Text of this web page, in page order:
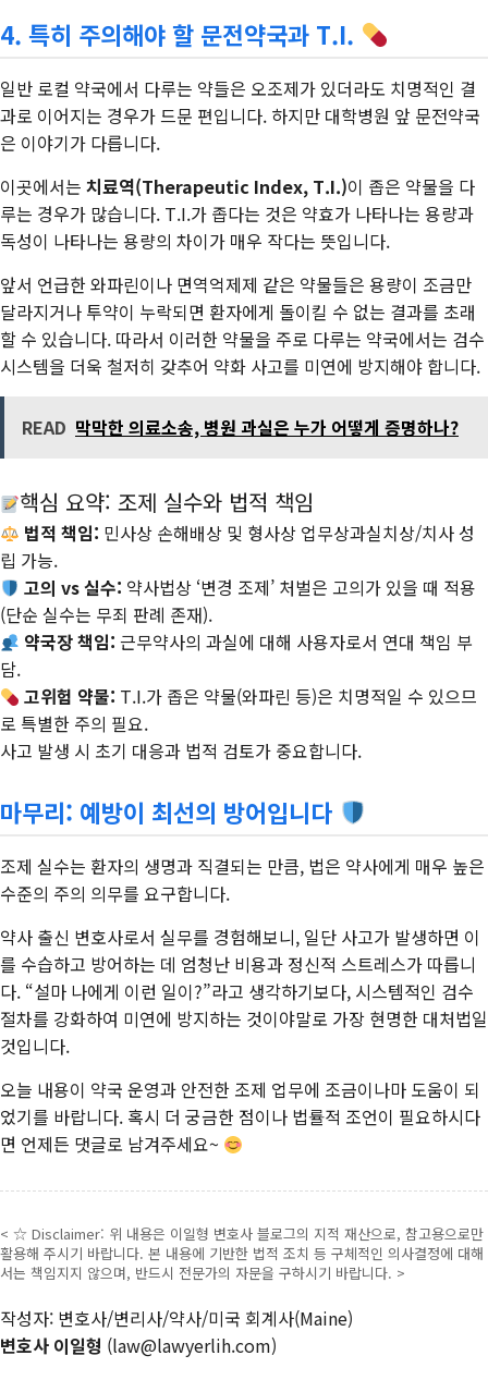
4. 특히 주의해야 할 문전약국과 T.I.
일반 로컬 약국에서 다루는 약들은 오조제가 있더라도 치명적인 결
과로 이어지는 경우가 드문 편입니다. 하지만 대학병원 앞 문전약국
은 이야기가 다릅니다.
이곳에서는 치료역(Therapeutic Index, T.I.)이 좁은 약물을 다
루는 경우가 많습니다. T.I.가 좁다는 것은 약효가 나타나는 용량과
독성이 나타나는 용량의 차이가 매우 작다는 뜻입니다.
앞서 언급한 와파린이나 면역억제제 같은 약물들은 용량이 조금만
달라지거나 투약이 누락되면 환자에게 돌이킬 수 없는 결과를 초래
할 수 있습니다. 따라서 이러한 약물을 주로 다루는 약국에서는 검수
시스템을 더욱 철저히 갖추어 약화 사고를 미연에 방지해야 합니다.
READ 막막한 의료소송, 병원 과실은 누가 어떻게 증명하나?
핵심 요약: 조제 실수와 법적 책임
법적 책임: 민사상 손해배상 및 형사상 업무상과실치상/치사성
립 가능.
고의 vs 실수: 약사법상 ‘변경 조제’ 처벌은고의가 있을 때 적용
(단순 실수는 무죄 판례 존재).
약국장 책임: 근무약사의 과실에 대해 사용자로서 연대 책임 부
담.
고위험 약물: T.I.가 좁은 약물(와파린 등)은 치명적일 수 있으므
로 특별한 주의 필요.
사고 발생 시 초기 대응과 법적 검토가 중요합니다.
마무리: 예방이 최선의 방어입니다
조제 실수는 환자의 생명과 직결되는 만큼, 법은 약사에게 매우 높은
수준의 주의 의무를 요구합니다.
약사 출신 변호사로서 실무를 경험해보니, 일단 사고가 발생하면 이
를 수습하고 방어하는 데 엄청난 비용과 정신적 스트레스가 따릅니
다. “설마 나에게 이런 일이?”라고 생각하기보다, 시스템적인 검수
절차를 강화하여 미연에 방지하는 것이야말로 가장 현명한 대처법일
것입니다.
오늘 내용이 약국 운영과 안전한 조제 업무에 조금이나마 도움이 되
었기를 바랍니다. 혹시 더 궁금한 점이나 법률적 조언이 필요하시다
면 언제든 댓글로 남겨주세요~
< ☆ Disclaimer: 위 내용은 이일형 변호사 블로그의 지적 재산으로, 참고용으로만
활용해 주시기 바랍니다. 본 내용에 기반한 법적 조치 등 구체적인 의사결정에 대해
서는 책임지지 않으며, 반드시 전문가의 자문을 구하시기 바랍니다. >
작성자: 변호사/변리사/약사/미국 회계사(Maine)
변호사 이일형 (law@lawyerlih.com)